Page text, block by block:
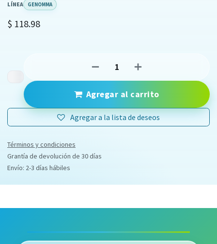
LÍNEA GENOMMA
$ 118.98
Agregar al carrito
Agregar a la lista de deseos
Términos y condiciones
Grantía de devolución de 30 días
Envío: 2-3 días hábiles